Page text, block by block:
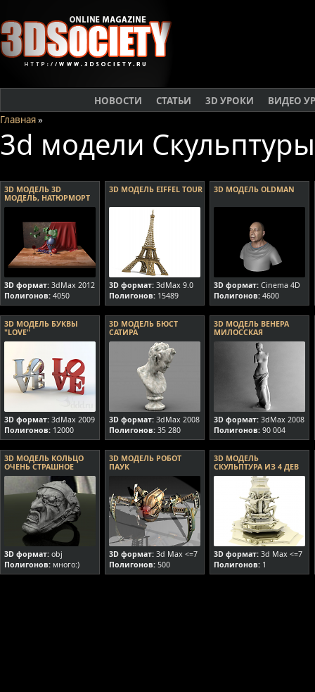
НОВОСТИ СТАТЬИ 3D УРОКИ
ВИДЕО
Главная»
3d модели Скульптуры
3D МОДЕЛЬ 3D
МОДЕЛЬ, НАТЮРМОРТ
3D формат: 3dMax 2012
Полигонов: 4050
3D МОДЕЛЬ EIFFEL TOUR
3D формат: 3dMax 9.0
Полигонов: 15489
3D МОДЕЛЬ OLDMAN
3D формат: Cinema 4D
Полигонов: 4600
3D МОДЕЛЬ БУКВЫ
"LOVE"
3D формат: 3dMax 2009
Полигонов: 12000
3D МОДЕЛЬ БЮСТ
САТИРА
3D формат: 3dMax 2008
Полигонов: 35 280
3D МОДЕЛЬ ВЕНЕРА
МИЛОССКАЯ
3D формат: 3dMax 2008
Полигонов: 90 004
3D МОДЕЛЬ КОЛЬЦО
ОЧЕНЬ СТРАШНОЕ
3D формат: obj
Полигонов: много:)
3D МОДЕЛЬ РОБОТ
ПАУК
3D формат: 3d Max <=7
Полигонов: 500
3D МОДЕЛЬ
СКУЛЬПТУРА ИЗ 4 ДЕВ
3D формат: 3d Max <=7
Полигонов: 1